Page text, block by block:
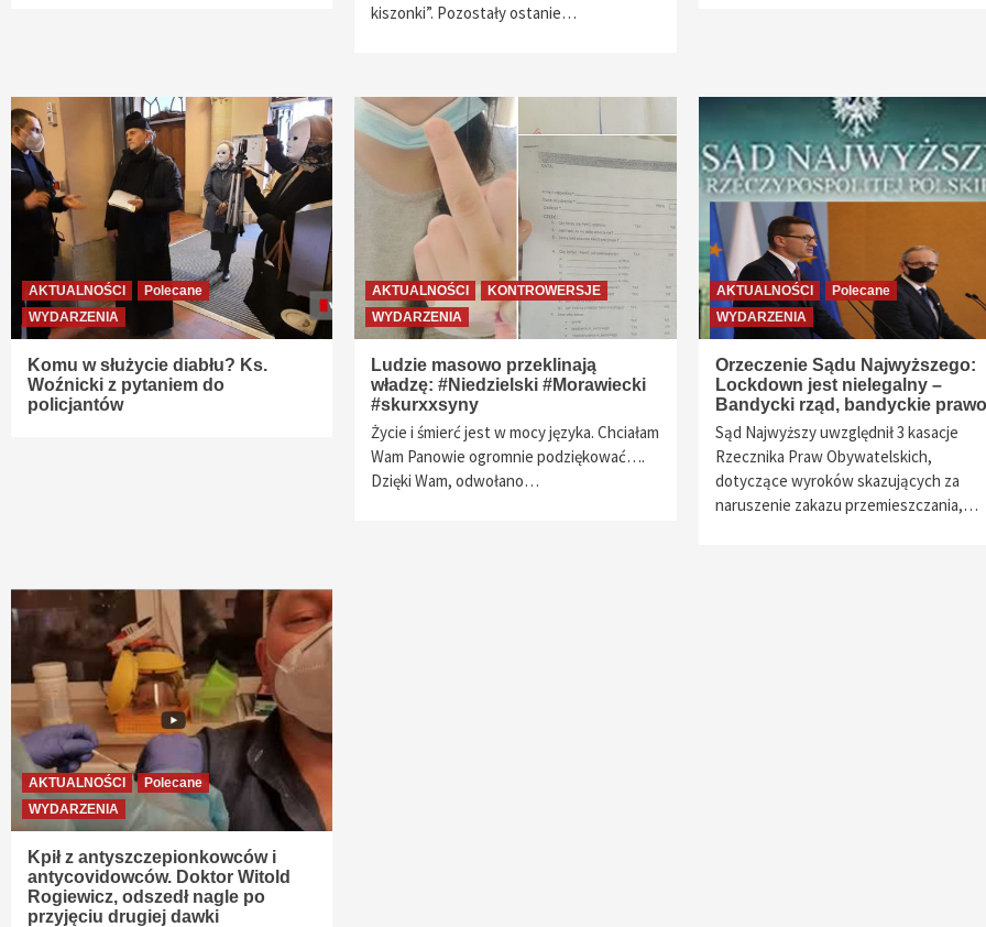
kiszonki”. Pozostały ostanie…
AKTUALNOŚCI
Polecane
WYDARZENIA
Komu w służycie diabłu? Ks.
Woźnicki z pytaniem do
policjantów
AKTUALNOŚCI
KONTROWERSJE
WYDARZENIA
Ludzie masowo przeklinają
władzę: #Niedzielski #Morawiecki
#skurxxsyny
Życie i śmierć jest w mocy języka. Chciałam
Wam Panowie ogromnie podziękować….
Dzięki Wam, odwołano…
AKTUALNOŚCI
Polecane
WYDARZENIA
Orzeczenie Sądu Najwyższego:
Lockdown jest nielegalny –
Bandycki rząd, bandyckie prawo
Sąd Najwyższy uwzględnił 3 kasacje
Rzecznika Praw Obywatelskich,
dotyczące wyroków skazujących za
naruszenie zakazu przemieszczania,…
AKTUALNOŚCI
Polecane
WYDARZENIA
Kpił z antyszczepionkowców i
antycovidowców. Doktor Witold
Rogiewicz, odszedł nagle po
przyjęciu drugiej dawki